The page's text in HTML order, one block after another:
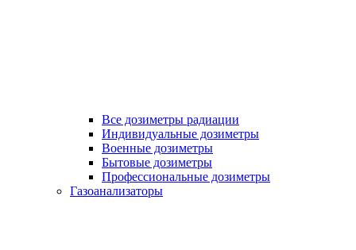
Все дозиметры радиации
Индивидуальные дозиметры
Военные дозиметры
Бытовые дозиметры
Профессиональные дозиметры
Газоанализаторы